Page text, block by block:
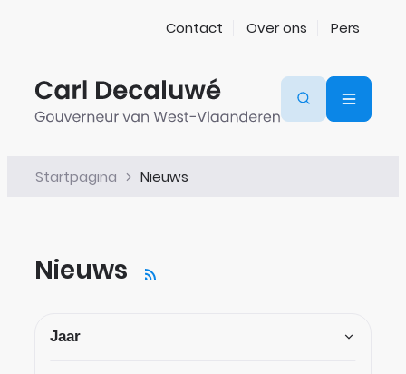
Ga naar verfijn of wijzig
Contact Over ons Pers
Gouverneur van West-Vlaanderen
ZoekenMenu
Startpagina Nieuws
Nieuws RSS
Filter op
Jaar